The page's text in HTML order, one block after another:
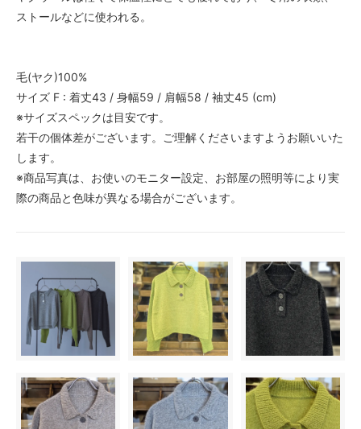
ストールなどに使われる。
毛(ヤク)100%
サイズ F : 着丈43 / 身幅59 / 肩幅58 / 袖丈45 (cm)
※サイズスペックは目安です。
若干の個体差がございます。ご理解くださいますようお願いいた
します。
※商品写真は、お使いのモニター設定、お部屋の照明等により実
際の商品と色味が異なる場合がございます。